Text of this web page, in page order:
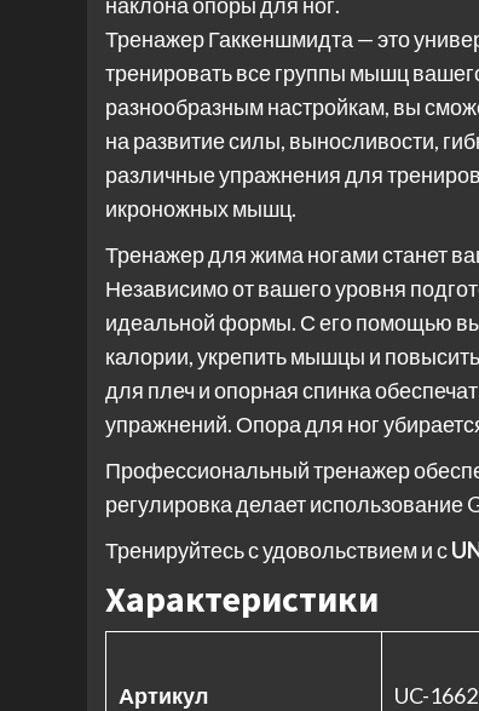
Тренажер Гаккеншмидта — это
тренировать все группы мышц
разнообразным настройкам, вы
на развитие силы, выносливости,
различные упражнения для
икроножных мышц.
Тренажер для жима ногами станет
Независимо от вашего уровня
идеальной формы. С его помощью
калории, укрепить мышцы и
для плеч и опорная спинка
упражнений. Опора для ног
Профессиональный тренажер
регулировка делает
Тренируйтесь с удовольствием и с
Характеристики
Артикул UC-1662